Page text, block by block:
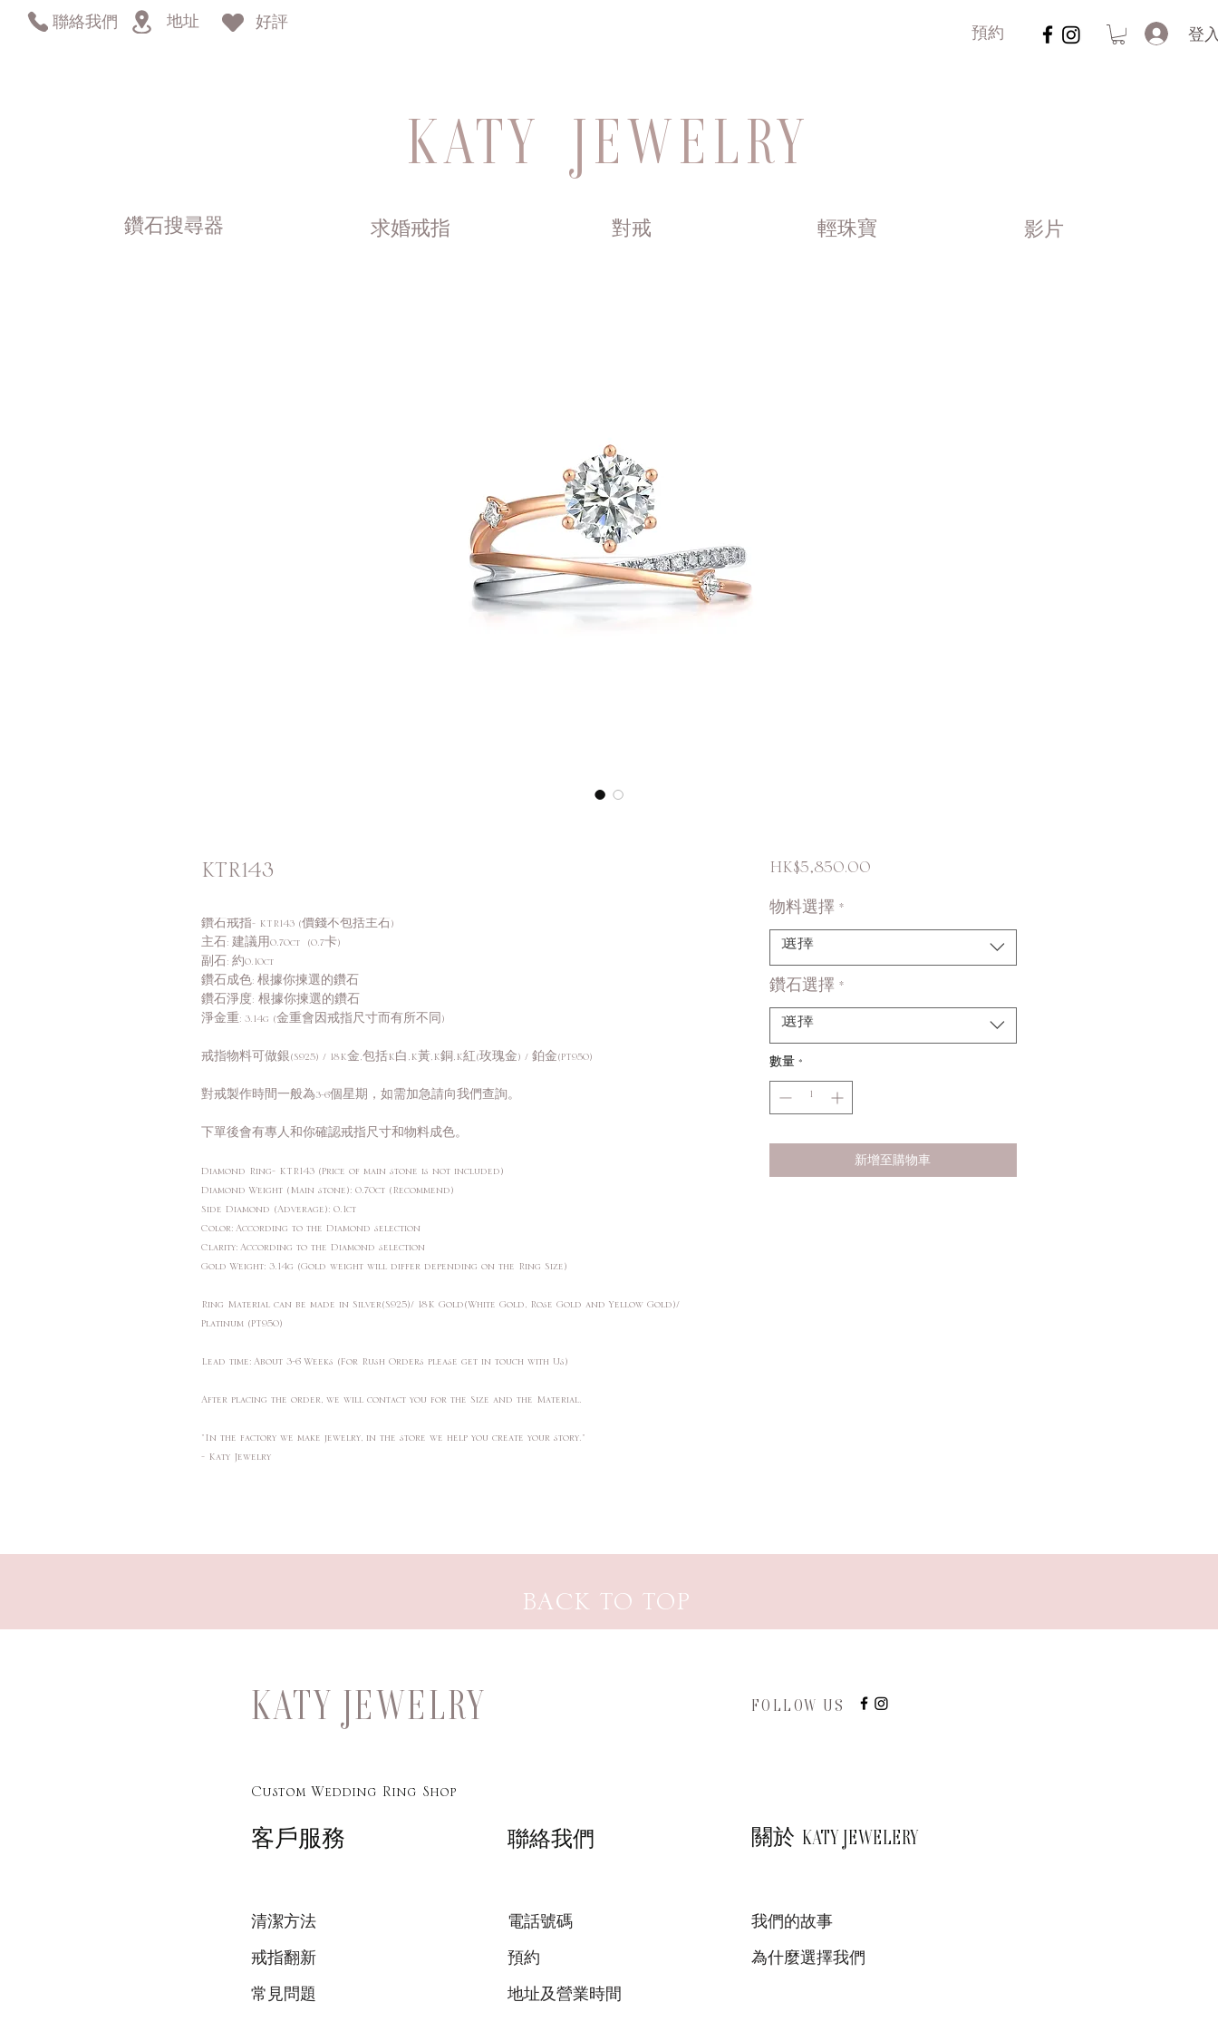
聯絡我們 地址 好評
預約 登
鑽石搜尋器 求婚戒指 對戒 輕珠寶 影片
KATY JEWELRY
KTR143
鑽石戒指- KTR143 (價錢不包括主石)
主石: 建議用0.70ct (0.7卡)
副石: 約0.10ct
鑽石成色: 根據你揀選的鑽石
鑽石淨度: 根據你揀選的鑽石
淨金重: 3.14g (金重會因戒指尺寸而有所不同)
戒指物料可做銀(S925) / 18K金,包括K白,K黃,K銅,K紅(玫瑰金) / 鉑金(PT950)
對戒製作時間一般為3-6個星期，如需加急請向我們查詢。
下單後會有專人和你確認戒指尺寸和物料成色。
Diamond Ring- KTR143 (Price of main stone is not included)
Diamond Weight (Main stone): 0.70ct (Recommend)
Side Diamond (Adverage): 0.1ct
Color: According to the Diamond selection
Clarity: According to the Diamond selection
Gold Weight: 3.14g (Gold weight will differ depending on the Ring Size)
Ring Material can be made in Silver(S925)/ 18K Gold(White Gold, Rose Gold and Yellow Gold)/
Platinum (PT950)
Lead time: About 3-6 Weeks (For Rush Orders please get in touch with Us)
After placing the order, we will contact you for the Size and the Material.
"In the factory we make jewelry, in the store we help you create your story."
- Katy Jewelry
HK$5,850.00價
物料選擇 *
選擇
鑽石選擇 *
選擇
數量 *
新增至購物車
BACK TO TOP
KATY JEWELRY FOLLOW US
Custom Wedding Ring Shop
客戶服務 聯絡我們 關於 KATY JEWELERY
清潔方法
戒指翻新
常見問題
電話號碼
預約
我們的故事
為什麼選擇我們
地址及營業時間